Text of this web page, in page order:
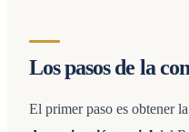
Los pasos de la
El primer paso es obtener la